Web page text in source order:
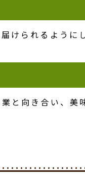
けられるように
と向き合い、美